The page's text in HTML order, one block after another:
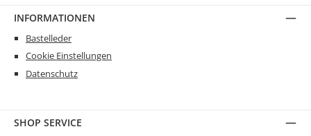
INFORMATIONEN
Bastelleder
Cookie Einstellungen
Datenschutz
SHOP SERVICE